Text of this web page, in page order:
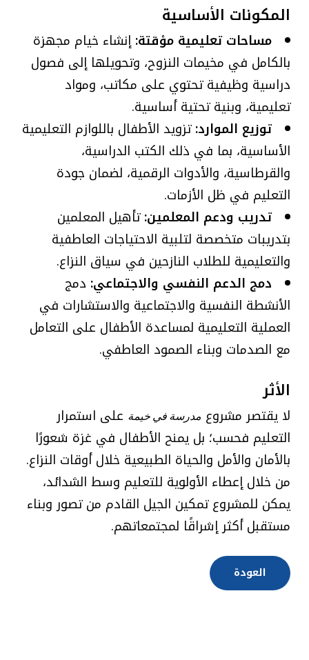
المكونات الأساسية
مساحات تعليمية مؤقتة:إنشاء خيام مجهزة
بالكامل في مخيمات النزوح، وتحويلها إلى فصول
دراسية وظيفية تحتوي على مكاتب، ومواد
تعليمية، وبنية تحتية أساسية.
توزيع الموارد:تزويد الأطفال باللوازم التعليمية
الأساسية، بما في ذلك الكتب الدراسية،
والقرطاسية، والأدوات الرقمية، لضمان جودة
التعليم في ظل الأزمات.
تدريب ودعم المعلمين:تأهيل المعلمين
بتدريبات متخصصة لتلبية الاحتياجات العاطفية
والتعليمية للطلاب النازحين في سياق النزاع.
دمج الدعم النفسي والاجتماعي: دمج
الأنشطة النفسية والاجتماعية والاستشارات في
العملية التعليمية لمساعدة الأطفال على التعامل
مع الصدمات وبناء الصمود العاطفي.
الأثر
لا يقتصر مشروع مدرسة في خيمة على استمرار
التعليم فحسب؛ بل يمنح الأطفال في غزة شعورًا
بالأمان والأمل والحياة الطبيعية خلال أوقات النزاع.
من خلال إعطاء الأولوية للتعليم وسط الشدائد،
يمكن للمشروع تمكين الجيل القادم من تصور وبناء
مستقبل أكثر إشراقًا لمجتمعاتهم.
العودة